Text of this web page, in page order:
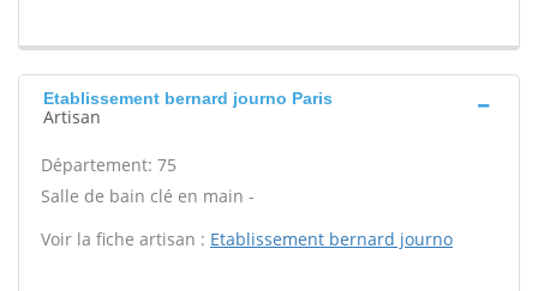
Etablissement bernard journo Paris
Artisan
Département: 75
Salle de bain clé en main -
Voir la fiche artisan : Etablissement bernard journo